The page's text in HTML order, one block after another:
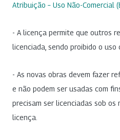
Atribuição – Uso Não-Comercial
- A licença permite que outros
licenciada, sendo proibido o uso
- As novas obras devem fazer
e não podem ser usadas com
precisam ser licenciadas sob os
licença.